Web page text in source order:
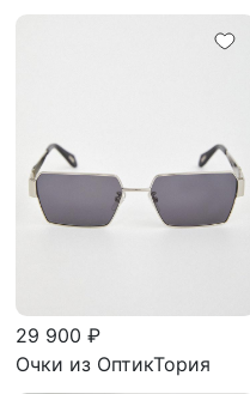
29 900 ₽
Очки из ОптикТория